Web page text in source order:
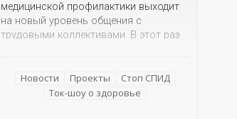
медицинской профилактики выходит
на новый уровень общения с
трудовыми коллективами. В этот раз
для сотрудников более 10 ведущих
предприятий и организаций области
Новости Проекты
Стоп СПИД
Ток-шоу о здоровье